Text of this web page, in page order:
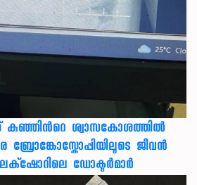
കുഞ്ഞിന്‍റെ ശ്വാസകോശത്തിൽ
ബ്രോങ്കോസ്കോപ്പിയിലൂടെ ജീവൻ
ഡോക്ടർമാർ